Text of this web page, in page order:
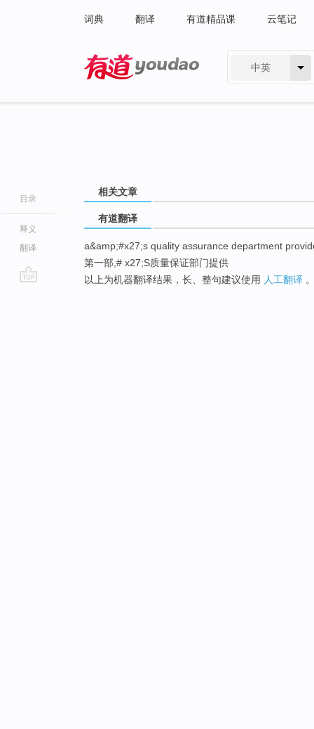
词典 翻译 有道精品课 云笔记
中英
目录
释义
翻译
相关文章
有道翻译
a&amp;#x27;s quality assurance department
第一部,# x27;S质量保证部门提供
以上为机器翻译结果，长、整句建议使用 人工翻译